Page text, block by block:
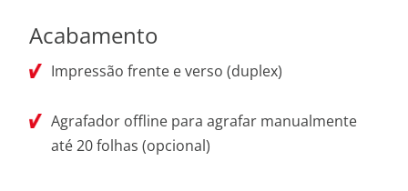
Acabamento
Impressão frente e verso (duplex)
Agrafador offline para agrafar manualmente
até 20 folhas (opcional)